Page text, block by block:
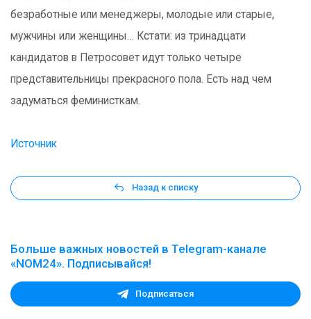
безработные или менеджеры, молодые или старые,
мужчины или женщины… Кстати: из тринадцати
кандидатов в Петросовет идут только четыре
представительницы прекрасного пола. Есть над чем
задуматься феминисткам.
Источник
Назад к списку
Больше важных новостей в Telegram-канале
«NOM24». Подписывайся!
Подписаться